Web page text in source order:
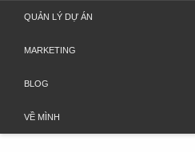
Chuyển
phần
QUẢN LÝ DỰ ÁN
MARKETING
BLOG
VỀ MÌNH